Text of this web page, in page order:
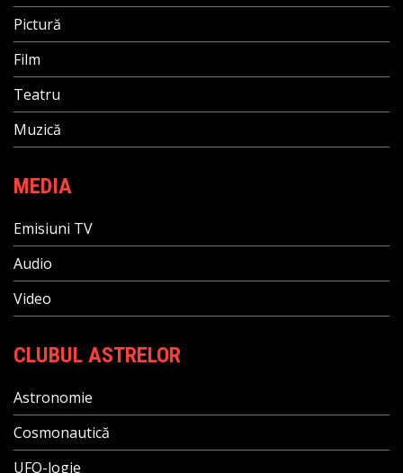
Pictură
Film
Teatru
Muzică
MEDIA
Emisiuni TV
Audio
Video
CLUBUL ASTRELOR
Astronomie
Cosmonautică
UFO-logie